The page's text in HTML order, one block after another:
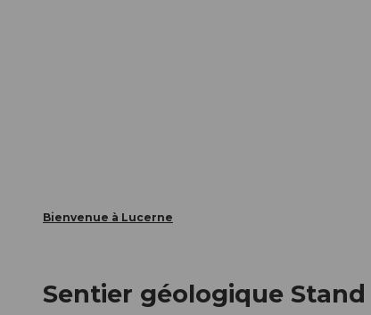
Bienvenue à Lucerne
Sentier géologique